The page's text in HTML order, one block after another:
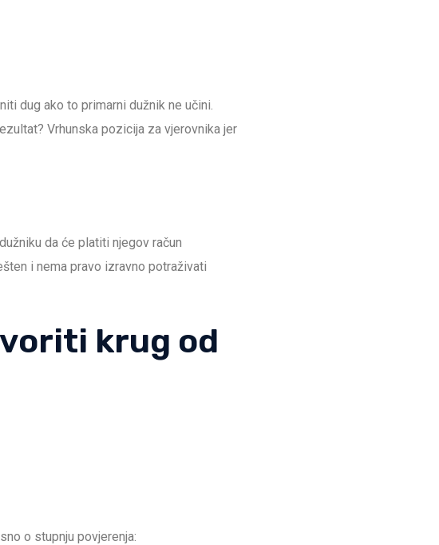
dug ako to primarni dužnik ne učini.
Vrhunska pozicija za vjerovnika jer
da će platiti njegov račun
i nema pravo izravno potraživati
krug od
o stupnju povjerenja: